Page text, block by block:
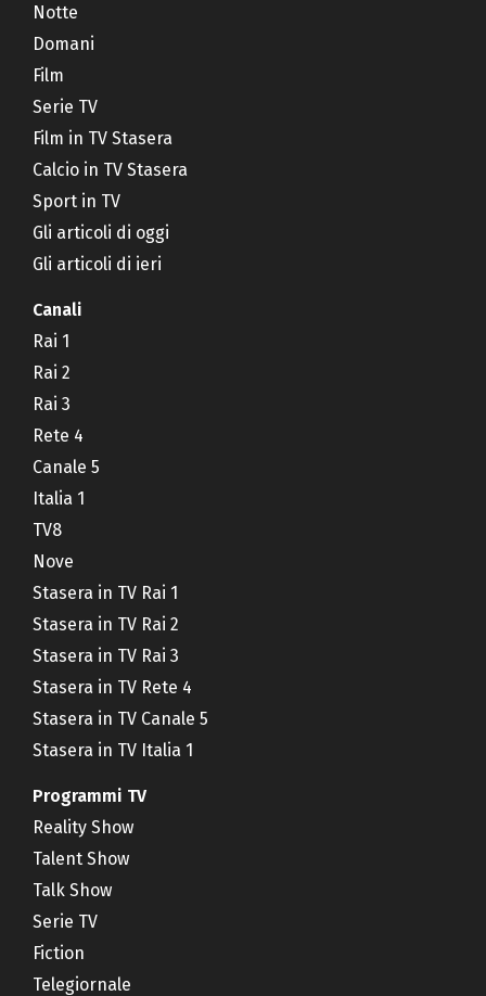
Notte
Domani
Film
Serie TV
Film in TV Stasera
Calcio in TV Stasera
Sport in TV
Gli articoli di oggi
Gli articoli di ieri
Canali
Rai 1
Rai 2
Rai 3
Rete 4
Canale 5
Italia 1
TV8
Nove
Stasera in TV Rai 1
Stasera in TV Rai 2
Stasera in TV Rai 3
Stasera in TV Rete 4
Stasera in TV Canale 5
Stasera in TV Italia 1
Programmi TV
Reality Show
Talent Show
Talk Show
Serie TV
Fiction
Telegiornale